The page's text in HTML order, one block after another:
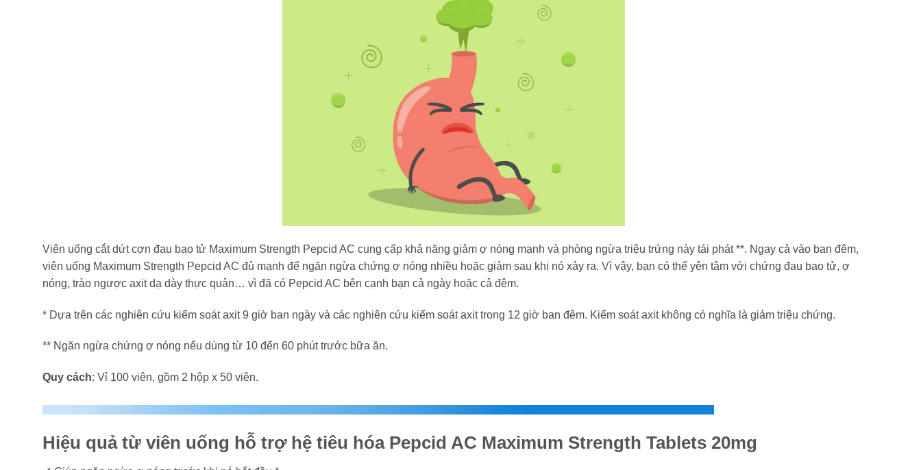
Viên uống cắt dứt cơn đau bao tử Maximum Strength Pepcid AC cung cấp khả năng giảm ợ nóng mạnh và phòng ngừa triệu trứng này tái phát **. Ngay cả vào ban đêm,
viên uống Maximum Strength Pepcid AC đủ mạnh để ngăn ngừa chứng ợ nóng nhiều hoặc giảm sau khi nó xảy ra. Vì vậy, bạn có thể yên tâm với chứng đau bao tử, ợ
nóng, trào ngược axit dạ dày thực quản… vì đã có Pepcid AC bên cạnh bạn cả ngày hoặc cả đêm.
* Dựa trên các nghiên cứu kiểm soát axit 9 giờ ban ngày và các nghiên cứu kiểm soát axit trong 12 giờ ban đêm. Kiểm soát axit không có nghĩa là giảm triệu chứng.
** Ngăn ngừa chứng ợ nóng nếu dùng từ 10 đến 60 phút trước bữa ăn.
Quy cách: Vỉ 100 viên, gồm 2 hộp x 50 viên.
Hiệu quả từ viên uống hỗ trợ hệ tiêu hóa Pepcid AC Maximum Strength Tablets 20mg